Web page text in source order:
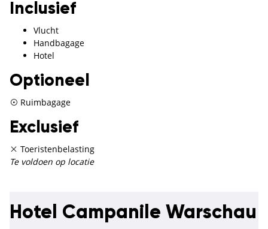
Inclusief
Vlucht
Handbagage
Hotel
Optioneel
Ruimbagage
Exclusief
Toeristenbelasting
Te voldoen op locatie
Hotel Campanile Warschau